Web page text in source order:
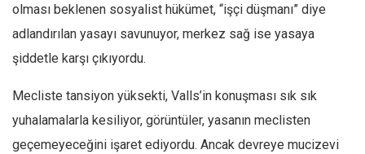
olması beklenen sosyalist hükümet, “işçi düşmanı” diye
adlandırılan yasayı savunuyor, merkez sağ ise yasaya
şiddetle karşı çıkıyordu.
Mecliste tansiyon yüksekti, Valls’in konuşması sık sık
yuhalamalarla kesiliyor, görüntüler, yasanın meclisten
geçemeyeceğini işaret ediyordu. Ancak devreye mucizevi